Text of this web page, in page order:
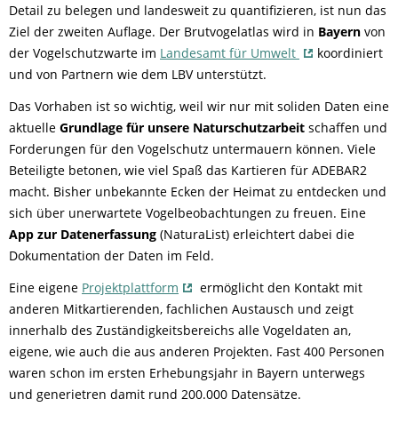
Detail zu belegen und landesweit zu quantifizieren, ist nun das
Ziel der zweiten Auflage. Der Brutvogelatlas wird in Bayern von
der Vogelschutzwarte im Landesamt für Umwelt
koordiniert
und von Partnern wie dem LBV unterstützt.
Das Vorhaben ist so wichtig, weil wir nur mit soliden Daten eine
aktuelle Grundlage für unsere Naturschutzarbeit schaffen und
Forderungen für den Vogelschutz untermauern können. Viele
Beteiligte betonen, wie viel Spaß das Kartieren für ADEBAR2
macht. Bisher unbekannte Ecken der Heimat zu entdecken und
sich über unerwartete Vogelbeobachtungen zu freuen. Eine
App zur Datenerfassung (NaturaList) erleichtert dabei die
Dokumentation der Daten im Feld.
Eine eigene Projektplattform
ermöglicht den Kontakt mit
anderen Mitkartierenden, fachlichen Austausch und zeigt
innerhalb des Zuständigkeitsbereichs alle Vogeldaten an,
eigene, wie auch die aus anderen Projekten. Fast 400 Personen
waren schon im ersten Erhebungsjahr in Bayern unterwegs
und generietren damit rund 200.000 Datensätze.